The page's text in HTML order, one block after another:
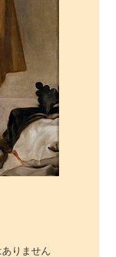
りません